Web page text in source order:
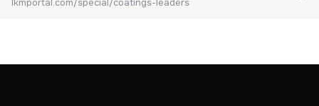
lkmportal.com/special/coatings-leaders